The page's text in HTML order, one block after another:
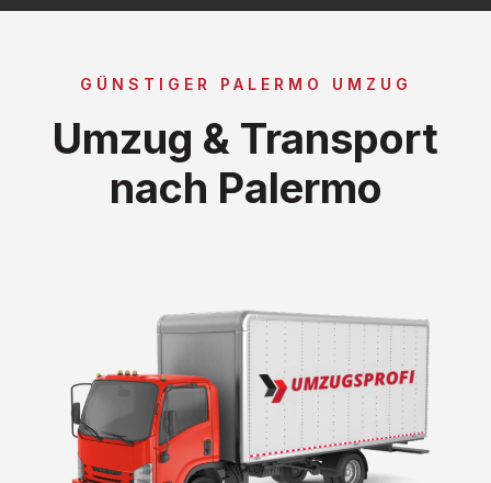
GÜNSTIGER PALERMO UMZUG
Umzug & Transport
nach Palermo